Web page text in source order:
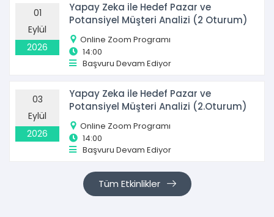
01
Eylül
2026
Yapay Zeka ile Hedef Pazar ve
Potansiyel Müşteri Analizi (2 Oturum)
Online Zoom Programı
14:00
Başvuru Devam Ediyor
03
Eylül
2026
Yapay Zeka ile Hedef Pazar ve
Potansiyel Müşteri Analizi (2.Oturum)
Online Zoom Programı
14:00
Başvuru Devam Ediyor
Tüm Etkinlikler